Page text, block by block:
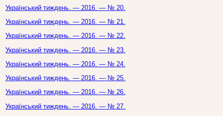
Український тиждень. — 2016. — № 20.
Український тиждень. — 2016. — № 21.
Український тиждень. — 2016. — № 22.
Український тиждень. — 2016. — № 23.
Український тиждень. — 2016. — № 24.
Український тиждень. — 2016. — № 25.
Український тиждень. — 2016. — № 26.
Український тиждень. — 2016. — № 27.